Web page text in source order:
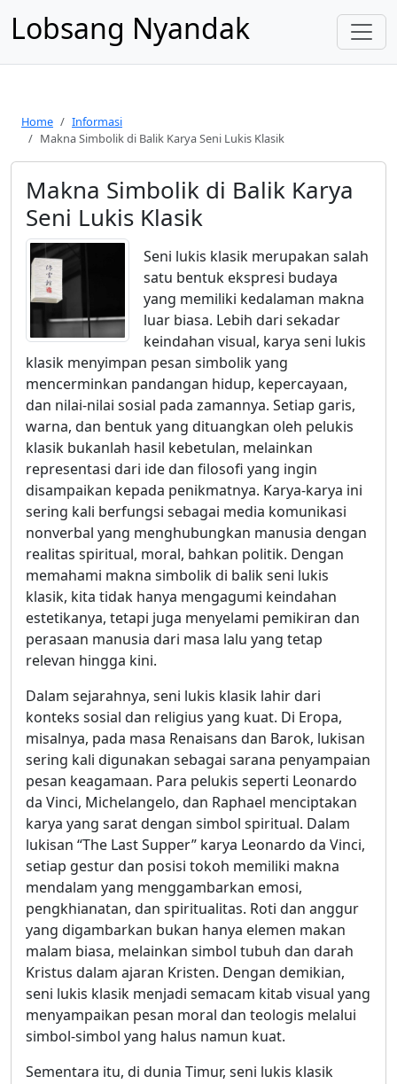
Lobsang Nyandak
Home
Informasi
Makna Simbolik di Balik Karya Seni Lukis Klasik
Makna Simbolik di Balik Karya
Seni Lukis Klasik
Seni lukis klasik merupakan salah
satu bentuk ekspresi budaya
yang memiliki kedalaman makna
luar biasa. Lebih dari sekadar
keindahan visual, karya seni lukis
klasik menyimpan pesan simbolik yang
mencerminkan pandangan hidup, kepercayaan,
dan nilai-nilai sosial pada zamannya. Setiap garis,
warna, dan bentuk yang dituangkan oleh pelukis
klasik bukanlah hasil kebetulan, melainkan
representasi dari ide dan filosofi yang ingin
disampaikan kepada penikmatnya. Karya-karya ini
sering kali berfungsi sebagai media komunikasi
nonverbal yang menghubungkan manusia dengan
realitas spiritual, moral, bahkan politik. Dengan
memahami makna simbolik di balik seni lukis
klasik, kita tidak hanya mengagumi keindahan
estetikanya, tetapi juga menyelami pemikiran dan
perasaan manusia dari masa lalu yang tetap
relevan hingga kini.
Dalam sejarahnya, seni lukis klasik lahir dari
konteks sosial dan religius yang kuat. Di Eropa,
misalnya, pada masa Renaisans dan Barok, lukisan
sering kali digunakan sebagai sarana penyampaian
pesan keagamaan. Para pelukis seperti Leonardo
da Vinci, Michelangelo, dan Raphael menciptakan
karya yang sarat dengan simbol spiritual. Dalam
lukisan “The Last Supper” karya Leonardo da Vinci,
setiap gestur dan posisi tokoh memiliki makna
mendalam yang menggambarkan emosi,
pengkhianatan, dan spiritualitas. Roti dan anggur
yang digambarkan bukan hanya elemen makan
malam biasa, melainkan simbol tubuh dan darah
Kristus dalam ajaran Kristen. Dengan demikian,
seni lukis klasik menjadi semacam kitab visual yang
menyampaikan pesan moral dan teologis melalui
simbol-simbol yang halus namun kuat.
Sementara itu, di dunia Timur, seni lukis klasik